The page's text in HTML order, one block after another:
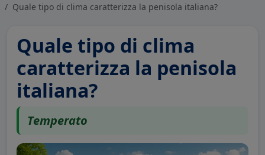
Quale tipo di clima caratterizza la penisola italiana?
Quale tipo di clima
caratterizza la penisola
italiana?
Temperato